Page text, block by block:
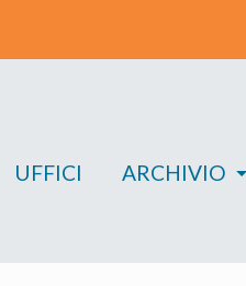
UFFICI ARCHIVIO